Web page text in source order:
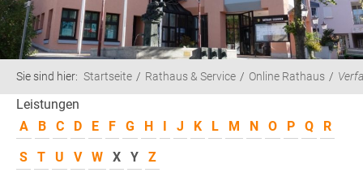
Sie sind hier: Startseite Rathaus & Service Online Rathaus
Leistungen
A
B C D E F G H I J K L M N O P Q
R
S
T U V W X Y Z